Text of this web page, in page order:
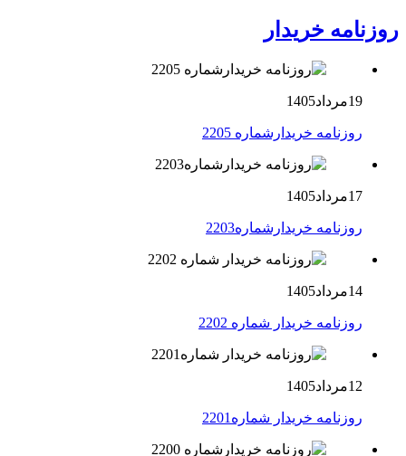
روزنامه خریدار
19مرداد1405
روزنامه خریدارشماره 2205
17مرداد1405
روزنامه خریدارشماره2203
14مرداد1405
روزنامه خریدار شماره 2202
12مرداد1405
روزنامه خریدار شماره2201